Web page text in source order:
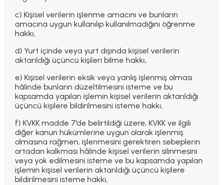
c) Kişisel verilerin işlenme amacını ve bunların
amacına uygun kullanılıp kullanılmadığını öğrenme
hakkı,
d) Yurt içinde veya yurt dışında kişisel verilerin
aktarıldığı üçüncü kişileri bilme hakkı,
e) Kişisel verilerin eksik veya yanlış işlenmiş olması
hâlinde bunların düzeltilmesini isteme ve bu
kapsamda yapılan işlemin kişisel verilerin aktarıldığı
üçüncü kişilere bildirilmesini isteme hakkı,
f) KVKK madde 7’de belirtildiği üzere, KVKK ve ilgili
diğer kanun hükümlerine uygun olarak işlenmiş
olmasına rağmen, işlenmesini gerektiren sebeplerin
ortadan kalkması hâlinde kişisel verilerin silinmesini
veya yok edilmesini isteme ve bu kapsamda yapılan
işlemin kişisel verilerin aktarıldığı üçüncü kişilere
bildirilmesini isteme hakkı,